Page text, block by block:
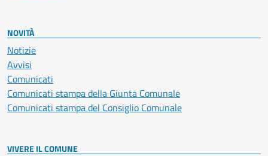
NOVITÀ
Notizie
Avvisi
Comunicati
Comunicati stampa della Giunta Comunale
Comunicati stampa del Consiglio Comunale
VIVERE IL COMUNE